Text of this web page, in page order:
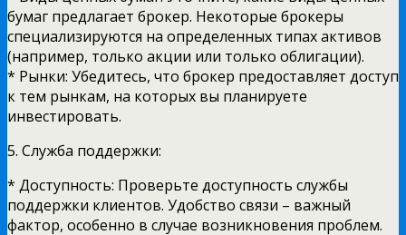
бумаг предлагает брокер. Некоторые брокеры
специализируются на определенных типах активов
(например, только акции или только облигации).
* Рынки: Убедитесь, что брокер предоставляет доступ
к тем рынкам, на которых вы планируете
инвестировать.
5. Служба поддержки:
* Доступность: Проверьте доступность службы
поддержки клиентов. Удобство связи – важный
фактор, особенно в случае возникновения проблем.